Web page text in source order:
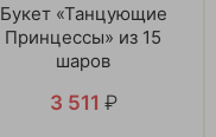
Букет «Танцующие
Принцессы» из 15
шаров
3 511 ₽